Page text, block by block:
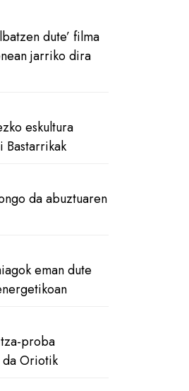
dute’ filma
jarriko dira
eskultura
Bastarrikak
da abuztuaren
eman dute
proba
da Oriotik